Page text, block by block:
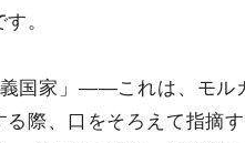
。
義国家」――これは、モル
る際、口をそろえて指摘